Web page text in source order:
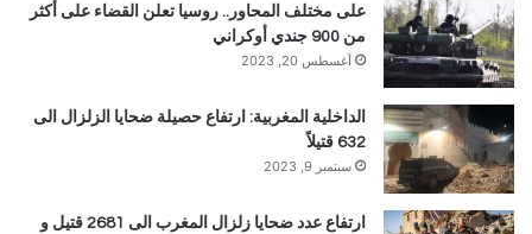
على مختلف المحاور.. روسيا تعلن القضاء على أكثر
من 900 جندي أوكراني
أغسطس 20, 2023
الداخلية المغربية: ارتفاع حصيلة ضحايا الزلزال الى
632 قتيلاً
سبتمبر 9, 2023
ارتفاع عدد ضحايا زلزال المغرب الى 2681 قتيل و